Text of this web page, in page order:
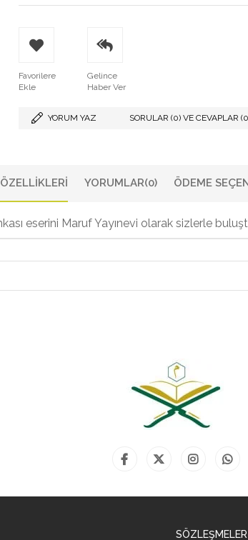
Favorilere
Ekle
Gelince
Haber Ver
YORUM YAZ SORULAR (0) VE CEVAPLAR
YORUMLAR(0) ÖDEME
eserini Maruf Yayınevi olarak sizlerle
SÖZLEŞMELER